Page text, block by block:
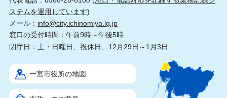
ステムを運用しています)
メール： info@city.ichinomiya.lg.jp
窓口の受付時間：午前9時～午後5時
閉庁日：土・日曜日、祝休日、12月29日～1月3日
一宮市役所の地図